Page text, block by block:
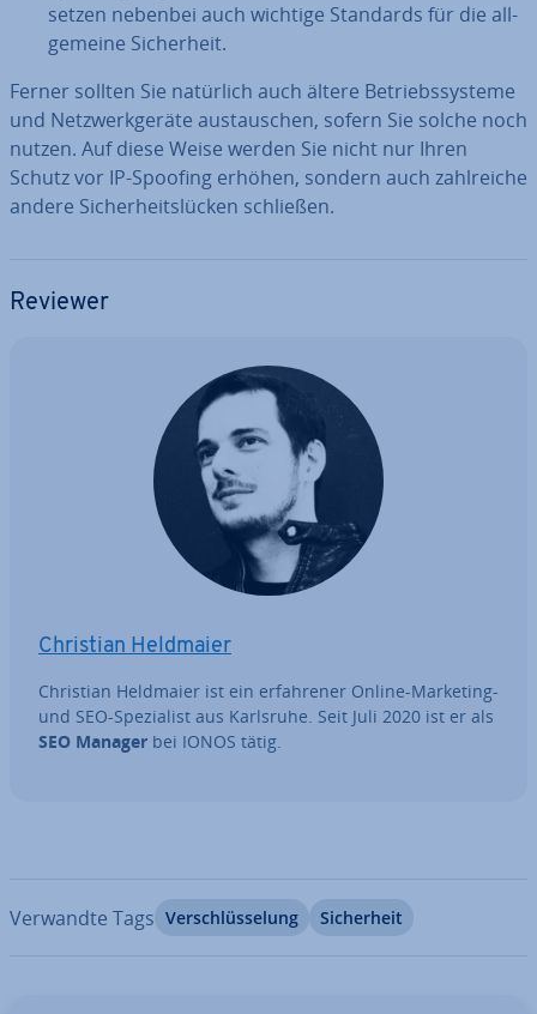
setzen nebenbei auch wichtige Standards für die all­
ge­mei­ne Si­cher­heit.
Ferner sollten Sie natürlich auch ältere Be­triebs­sys­te­me
und Netz­werk­ge­rä­te aus­tau­schen, sofern Sie solche noch
nutzen. Auf diese Weise werden Sie nicht nur Ihren
Schutz vor IP-Spoofing erhöhen, sondern auch zahl­rei­che
andere Si­cher­heits­lü­cken schließen.
Reviewer
Christian Heldmaier
Christian Heldmaier ist ein er­fah­re­ner Online-Marketing-
und SEO-Spe­zia­list aus Karlsruhe. Seit Juli 2020 ist er als
SEO Manager bei IONOS tätig.
Verwandte Tags Ver­schlüs­se­lung Si­cher­heit